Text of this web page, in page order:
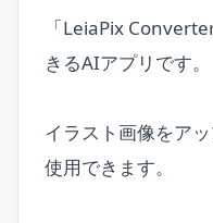
「LeiaPix
きるAIアプリです。
イラスト画像をア
使用できます。